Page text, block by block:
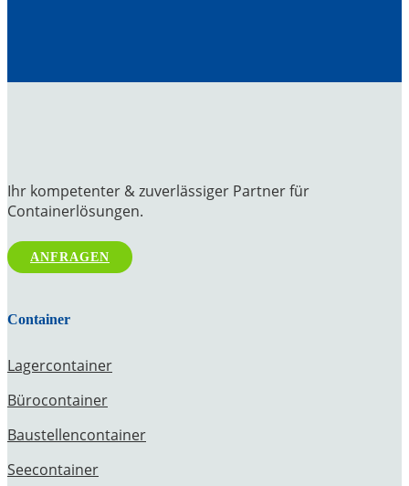
Ihr kompetenter & zuverlässiger Partner für
Containerlösungen.
ANFRAGEN
Container
Lagercontainer
Bürocontainer
Baustellencontainer
Seecontainer